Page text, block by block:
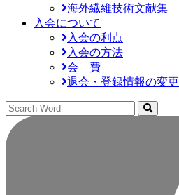
海外繊維技術文献集
入会について
入会の利点
入会の方法
会 費
退会・登録情報の変更